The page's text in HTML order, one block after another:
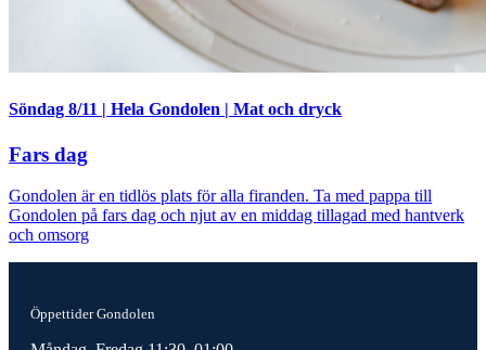
Söndag 8/11 | Hela Gondolen | Mat och dryck
Fars dag
Gondolen är en tidlös plats för alla firanden. Ta med pappa till
Gondolen på fars dag och njut av en middag tillagad med hantverk
och omsorg
Öppettider Gondolen